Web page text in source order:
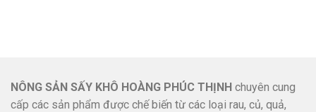
NÔNG SẢN SẤY KHÔ HOÀNG PHÚC THỊNH chuyên cung
cấp các sản phẩm được chế biến từ các loại rau, củ, quả,